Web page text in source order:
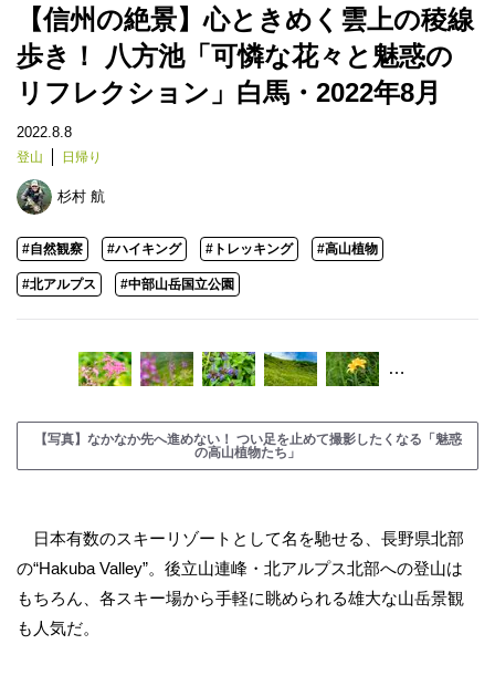
【信州の絶景】心ときめく雲上の稜線
歩き！ 八方池「可憐な花々と魅惑の
リフレクション」白馬・2022年8月
2022.8.8
登山 日帰り
杉村 航
#自然観察 #ハイキング #トレッキング #高山植物
#北アルプス #中部山岳国立公園
…
【写真】なかなか先へ進めない！ つい足を止めて撮影したくなる「魅惑
の高山植物たち」
日本有数のスキーリゾートとして名を馳せる、長野県北部
の“Hakuba Valley”。後立山連峰・北アルプス北部への登山は
もちろん、各スキー場から手軽に眺められる雄大な山岳景観
も人気だ。